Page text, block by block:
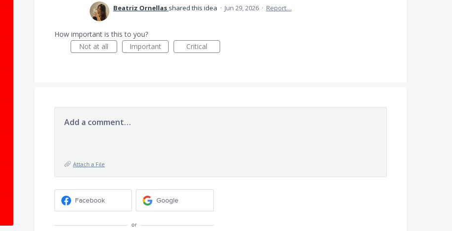
Beatriz Ornellas shared this idea · Jun 29, 2026 · Report…
How important is this to you?
Not at all
Important Critical
Add a comment…
Attach a File
Facebook Google
or